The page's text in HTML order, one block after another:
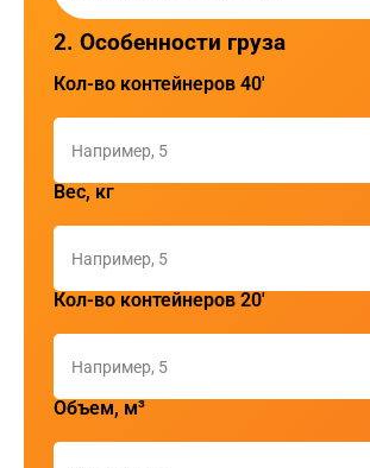
2. Особенности груза
Кол-во контейнеров 40'
Вес, кг
Кол-во контейнеров 20'
Объем, м³